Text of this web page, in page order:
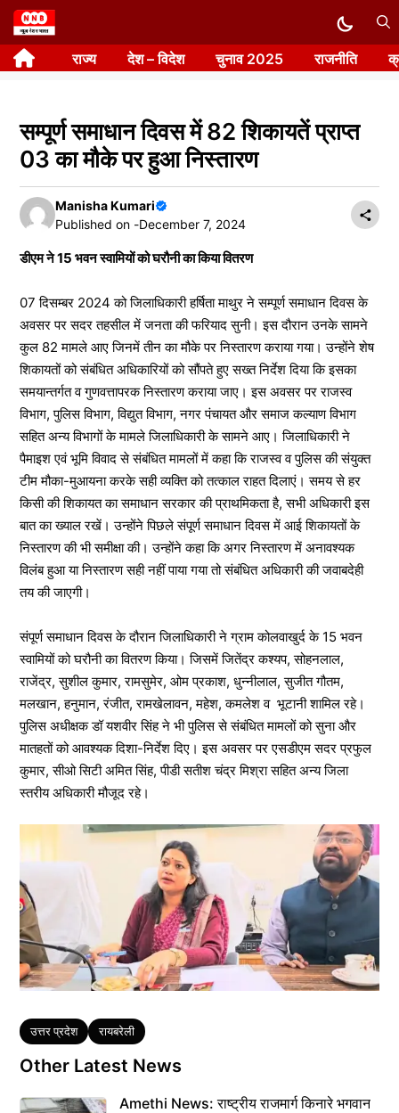
Skip
to
content राज्य देश – विदेश चुनाव 2025 राजनीति
सम्पूर्ण समाधान दिवस में 82 शिकायतें प्राप्त
03 का मौके पर हुआ निस्तारण
Manisha Kumari
Published on -December 7, 2024
डीएम ने 15 भवन स्वामियों को घरौनी का किया वितरण
07 दिसम्बर 2024 को जिलाधिकारी हर्षिता माथुर ने सम्पूर्ण समाधान दिवस के
अवसर पर सदर तहसील में जनता की फरियाद सुनी। इस दौरान उनके सामने
कुल 82 मामले आए जिनमें तीन का मौके पर निस्तारण कराया गया। उन्होंने शेष
शिकायतों को संबंधित अधिकारियों को सौंपते हुए सख्त निर्देश दिया कि इसका
समयान्तर्गत व गुणवत्तापरक निस्तारण कराया जाए। इस अवसर पर राजस्व
विभाग, पुलिस विभाग, विद्युत विभाग, नगर पंचायत और समाज कल्याण विभाग
सहित अन्य विभागों के मामले जिलाधिकारी के सामने आए। जिलाधिकारी ने
पैमाइश एवं भूमि विवाद से संबंधित मामलों में कहा कि राजस्व व पुलिस की संयुक्त
टीम मौका-मुआयना करके सही व्यक्ति को तत्काल राहत दिलाएं। समय से हर
किसी की शिकायत का समाधान सरकार की प्राथमिकता है, सभी अधिकारी इस
बात का ख्याल रखें। उन्होंने पिछले संपूर्ण समाधान दिवस में आई शिकायतों के
निस्तारण की भी समीक्षा की। उन्होंने कहा कि अगर निस्तारण में अनावश्यक
विलंब हुआ या निस्तारण सही नहीं पाया गया तो संबंधित अधिकारी की जवाबदेही
तय की जाएगी।
संपूर्ण समाधान दिवस के दौरान जिलाधिकारी ने ग्राम कोलवाखुर्द के 15 भवन
स्वामियों को घरौनी का वितरण किया। जिसमें जितेंद्र कश्यप, सोहनलाल,
राजेंद्र, सुशील कुमार, रामसुमेर, ओम प्रकाश, धुन्नीलाल, सुजीत गौतम,
मलखान, हनुमान, रंजीत, रामखेलावन, महेश, कमलेश व भूटानी शामिल रहे।
पुलिस अधीक्षक डॉ यशवीर सिंह ने भी पुलिस से संबंधित मामलों को सुना और
मातहतों को आवश्यक दिशा-निर्देश दिए। इस अवसर पर एसडीएम सदर प्रफुल
कुमार, सीओ सिटी अमित सिंह, पीडी सतीश चंद्र मिश्रा सहित अन्य जिला
स्तरीय अधिकारी मौजूद रहे।
Tags
उत्तर प्रदेश रायबरेली
Other Latest News
Amethi News: राष्ट्रीय राजमार्ग किनारे भगवान